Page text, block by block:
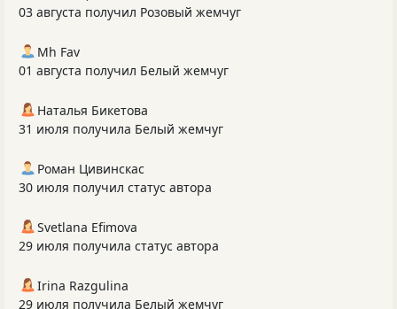
03 августа получил Розовый жемчуг
Mh Fav
01 августа получил Белый жемчуг
Наталья Бикетова
31 июля получила Белый жемчуг
Роман Цивинскас
30 июля получил статус автора
Svetlana Efimova
29 июля получила статус автора
Irina Razgulina
29 июля получила Белый жемчуг